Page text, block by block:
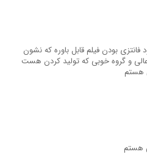
بودن فیلم قابل باوره که نشون
و گروه خوبی که تولید کردن هست
هستم
هستم